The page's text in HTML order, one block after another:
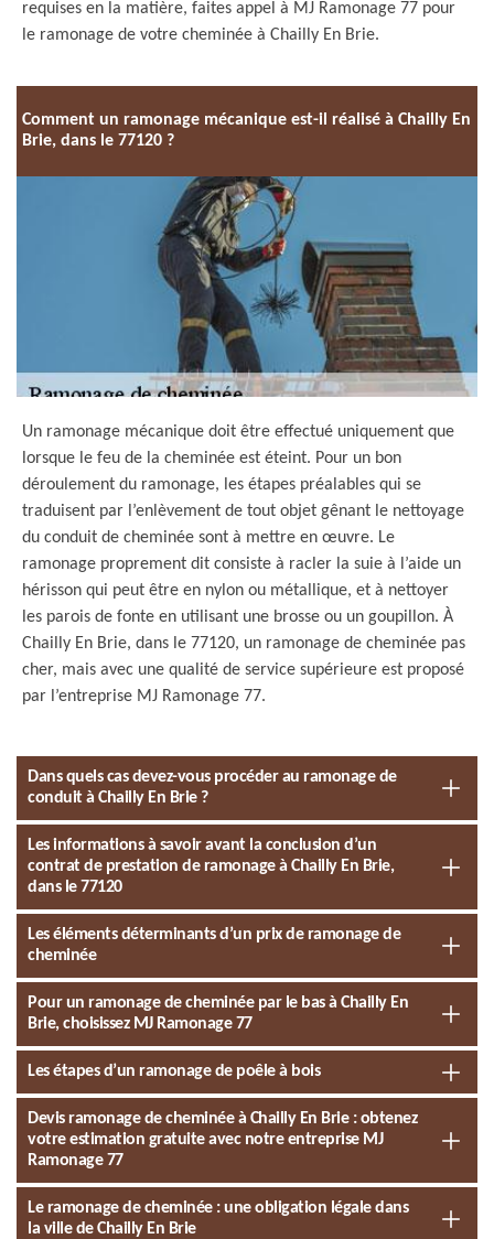
requises en la matière, faites appel à MJ Ramonage 77 pour
le ramonage de votre cheminée à Chailly En Brie.
Comment un ramonage mécanique est-il réalisé à Chailly En
Brie, dans le 77120 ?
Un ramonage mécanique doit être effectué uniquement que
lorsque le feu de la cheminée est éteint. Pour un bon
déroulement du ramonage, les étapes préalables qui se
traduisent par l’enlèvement de tout objet gênant le nettoyage
du conduit de cheminée sont à mettre en œuvre. Le
ramonage proprement dit consiste à racler la suie à l’aide un
hérisson qui peut être en nylon ou métallique, et à nettoyer
les parois de fonte en utilisant une brosse ou un goupillon. À
Chailly En Brie, dans le 77120, un ramonage de cheminée pas
cher, mais avec une qualité de service supérieure est proposé
par l’entreprise MJ Ramonage 77.
Dans quels cas devez-vous procéder au ramonage de
conduit à Chailly En Brie ?
Les informations à savoir avant la conclusion d’un
contrat de prestation de ramonage à Chailly En Brie,
dans le 77120
Les éléments déterminants d’un prix de ramonage de
cheminée
Pour un ramonage de cheminée par le bas à Chailly En
Brie, choisissez MJ Ramonage 77
Les étapes d’un ramonage de poêle à bois
Devis ramonage de cheminée à Chailly En Brie : obtenez
votre estimation gratuite avec notre entreprise MJ
Ramonage 77
Le ramonage de cheminée : une obligation légale dans
la ville de Chailly En Brie